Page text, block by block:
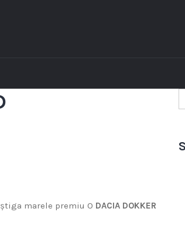
marele premiu O DACIA DOKKER